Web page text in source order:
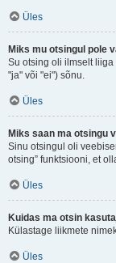
Üles
Miks mu otsingul pole
Su otsing oli ilmselt
"ja" või "ei") sõnu.
Üles
Miks saan ma otsingu
Sinu otsingul oli
otsing” funktsiooni, et
Üles
Kuidas ma otsin
Külastage liikmete
Üles